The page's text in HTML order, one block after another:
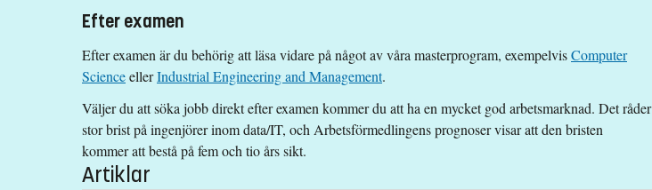
Efter examen
Efter examen är du behörig att läsa vidare på något av våra masterprogram, exempelvisComputer
ScienceellerIndustrial Engineering and Management.
Väljer du att söka jobb direkt efter examen kommer du att ha en mycket god arbetsmarknad. Det råder
stor brist på ingenjörer inom data/IT, och Arbetsförmedlingens prognoser visar att den bristen
kommer att bestå på fem och tio års sikt.
Artiklar